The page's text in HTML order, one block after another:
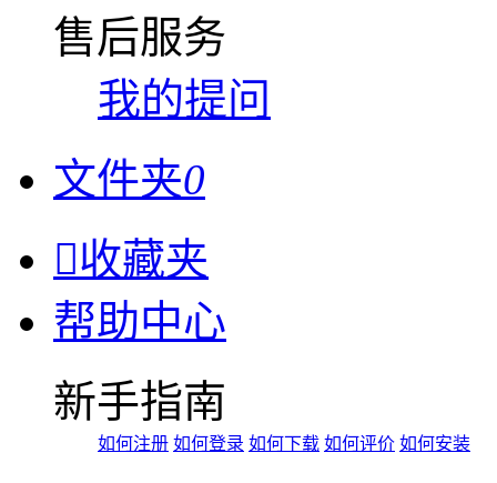
售后服务
我的提问
文件夹0
收藏夹
帮助中心
新手指南
如何注册 如何登录 如何下载 如何评价 如何安装